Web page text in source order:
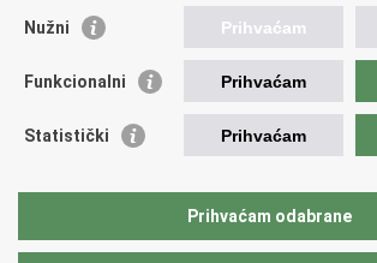
Državno odvjetništvo
Ured za suzbijanje korupcije i organiziranog
Državnoodvjetničko vijeće
Hrvatska odvjetnička komora
Europski pravosudni portal
Nužni Prihvaćam
Funkcionalni Prihvaćam
Statistički Prihvaćam
Prihvaćam odabrane